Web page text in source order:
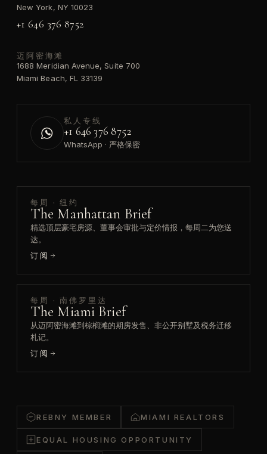
New York, NY 10023
+1 646 376 8752
迈阿密海滩
1688 Meridian Avenue, Suite 700
Miami Beach, FL 33139
私人专线
+1 646 376 8752
WhatsApp · 严格保密
每周 · 纽约
The Manhattan Brief
精选顶层豪宅房源、董事会审批与定价情报，每周二为您送
达。
订阅
每周 · 南佛罗里达
The Miami Brief
从迈阿密海滩到棕榈滩的期房发售、非公开别墅及税务迁移
札记。
订阅
REBNY MEMBER MIAMI REALTORS
EQUAL HOUSING OPPORTUNITY